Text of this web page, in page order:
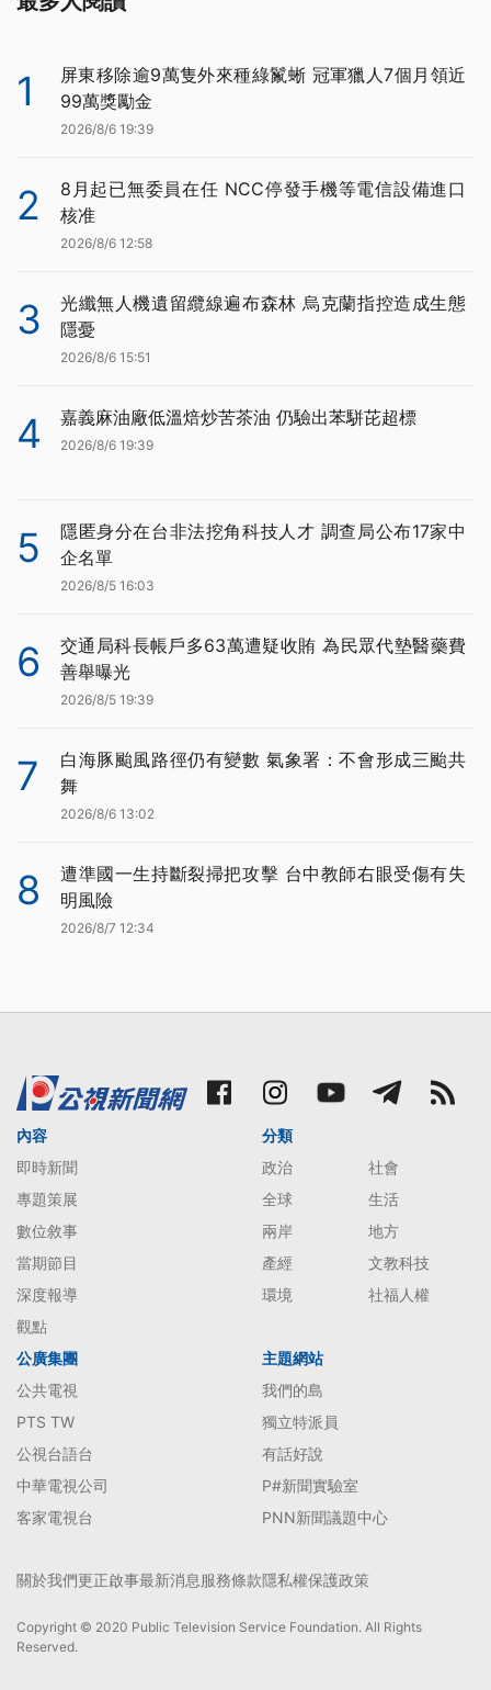
1
屏東移除逾9萬隻外來種綠鬣蜥 冠軍獵人7個月領近
99萬獎勵金
2026/8/6 19:39
2
8月起已無委員在任 NCC停發手機等電信設備進口
核准
2026/8/6 12:58
3
光纖無人機遺留纜線遍布森林 烏克蘭指控造成生態
隱憂
2026/8/6 15:51
4 嘉義麻油廠低溫焙炒苦茶油 仍驗出苯駢芘超標
2026/8/6 19:39
5
隱匿身分在台非法挖角科技人才 調查局公布17家中
企名單
2026/8/5 16:03
6
交通局科長帳戶多63萬遭疑收賄 為民眾代墊醫藥費
善舉曝光
2026/8/5 19:39
7
白海豚颱風路徑仍有變數 氣象署：不會形成三颱共
舞
2026/8/6 13:02
8
遭準國一生持斷裂掃把攻擊 台中教師右眼受傷有失
明風險
2026/8/7 12:34
內容
即時新聞
專題策展
數位敘事
當期節目
深度報導
觀點
分類
政治
社會
全球
生活
兩岸
地方
產經
文教科技
環境
社福人權
公廣集團
公共電視
PTS TW
公視台語台
中華電視公司
客家電視台
主題網站
我們的島
獨立特派員
有話好說
P#新聞實驗室
PNN新聞議題中心
關於我們更正啟事最新消息服務條款隱私權保護政策
Copyright © 2020 Public Television Service Foundation. All Rights
Reserved.